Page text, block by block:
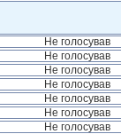
Не голосував
Не голосував
Не голосував
Не голосував
Не голосував
Не голосував
Не голосував